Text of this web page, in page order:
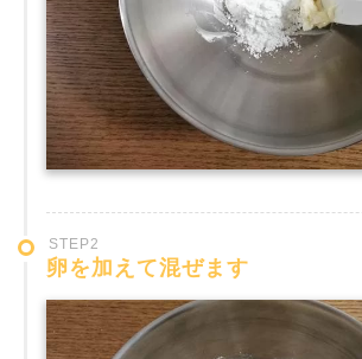
STEP2
卵を加えて混ぜます